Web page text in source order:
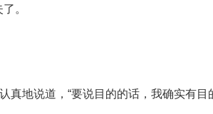
。
真地说道，“要说目的的话，我确实有